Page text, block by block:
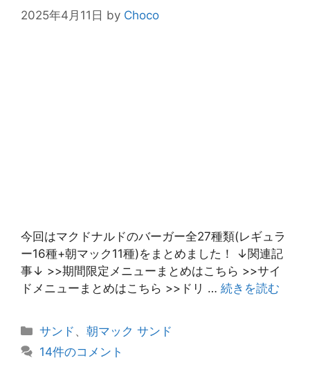
2025年4月11日 by Choco
今回はマクドナルドのバーガー全27種類(レギュラ
ー16種+朝マック11種)をまとめました！ ↓関連記
事↓ >>期間限定メニューまとめはこちら >>サイ
ドメニューまとめはこちら >>ドリ … 続きを読む
カ
テ
サンド 、朝マック サンド
14件のコメント